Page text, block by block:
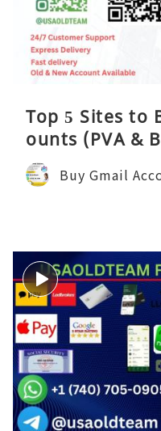
Top 5 Sites to
ounts (PVA &
Buy Gmail